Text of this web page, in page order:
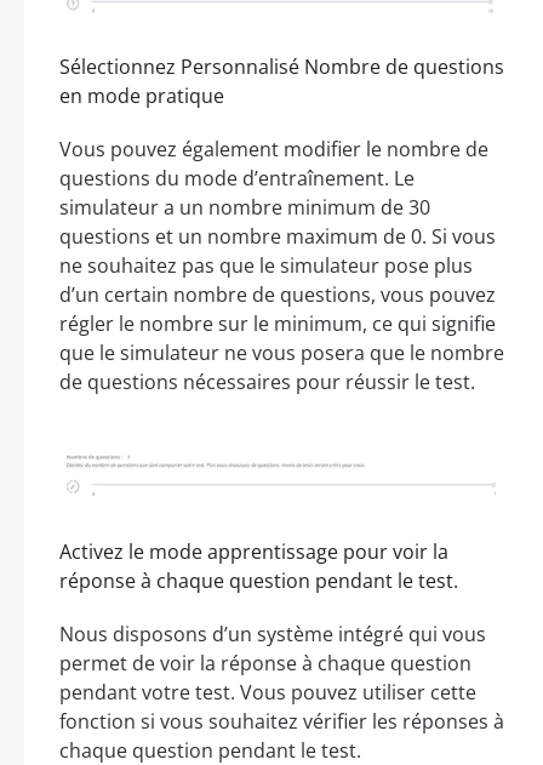
Sélectionnez Personnalisé Nombre de questions
en mode pratique
Vous pouvez également modifier le nombre de
questions du mode d’entraînement. Le
simulateur a un nombre minimum de 30
questions et un nombre maximum de 0. Si vous
ne souhaitez pas que le simulateur pose plus
d’un certain nombre de questions, vous pouvez
régler le nombre sur le minimum, ce qui signifie
que le simulateur ne vous posera que le nombre
de questions nécessaires pour réussir le test.
Activez le mode apprentissage pour voir la
réponse à chaque question pendant le test.
Nous disposons d’un système intégré qui vous
permet de voir la réponse à chaque question
pendant votre test. Vous pouvez utiliser cette
fonction si vous souhaitez vérifier les réponses à
chaque question pendant le test.